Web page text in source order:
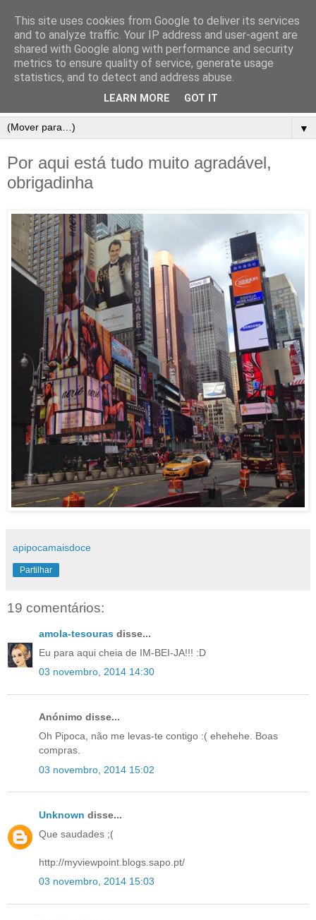
▼
Por aqui está tudo muito agradável,
obrigadinha
apipocamaisdoce
Partilhar
19 comentários:
amola-tesouras disse...
Eu para aqui cheia de IM-BEI-JA!!! :D
03 novembro, 2014 14:30
Anónimo disse...
Oh Pipoca, não me levas-te contigo :( ehehehe. Boas
compras.
03 novembro, 2014 15:02
Unknown disse...
Que saudades ;(
http://myviewpoint.blogs.sapo.pt/
03 novembro, 2014 15:03
This site uses cookies from Google to deliver its services
and to analyze traffic. Your IP address and user-agent are
shared with Google along with performance and security
metrics to ensure quality of service, generate usage
statistics, and to detect and address abuse.
LEARN MORE GOT IT